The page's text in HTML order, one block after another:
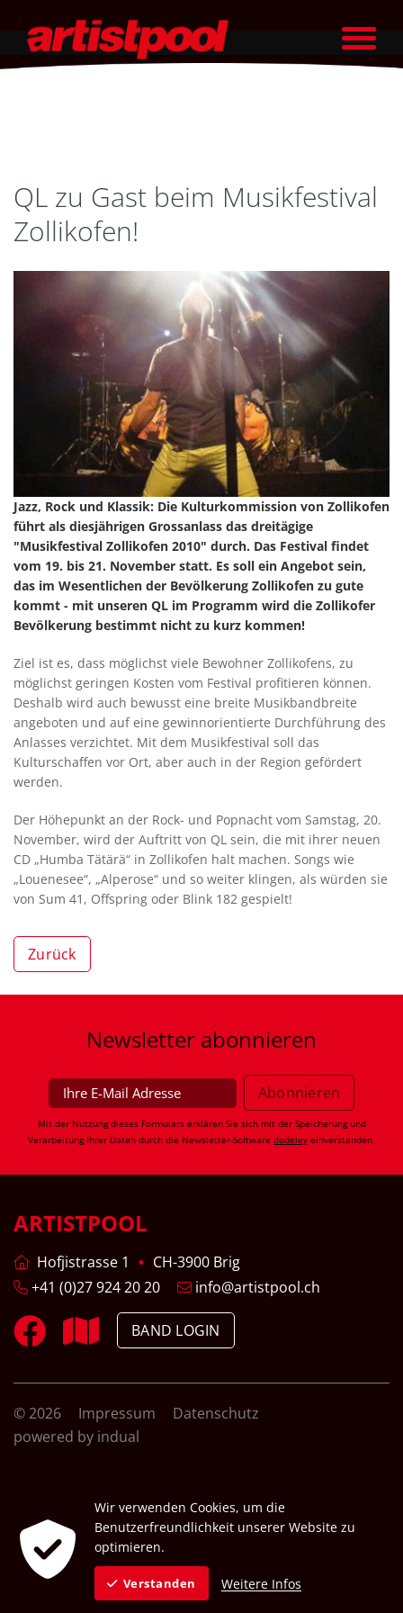
QL zu Gast beim Musikfestival
Zollikofen!
Jazz, Rock und Klassik: Die Kulturkommission von Zollikofen
führt als diesjährigen Grossanlass das dreitägige
"Musikfestival Zollikofen 2010" durch. Das Festival findet
vom 19. bis 21. November statt. Es soll ein Angebot sein,
das im Wesentlichen der Bevölkerung Zollikofen zu gute
kommt - mit unseren QL im Programm wird die Zollikofer
Bevölkerung bestimmt nicht zu kurz kommen!
Ziel ist es, dass möglichst viele Bewohner Zollikofens, zu
möglichst geringen Kosten vom Festival profitieren können.
Deshalb wird auch bewusst eine breite Musikbandbreite
angeboten und auf eine gewinnorientierte Durchführung des
Anlasses verzichtet. Mit dem Musikfestival soll das
Kulturschaffen vor Ort, aber auch in der Region gefördert
werden.
Der Höhepunkt an der Rock- und Popnacht vom Samstag, 20.
November, wird der Auftritt von QL sein, die mit ihrer neuen
CD „Humba Tätärä“ in Zollikofen halt machen. Songs wie
„Louenesee“, „Alperose“ und so weiter klingen, als würden sie
von Sum 41, Offspring oder Blink 182 gespielt!
Zurück
Newsletter abonnieren
Mit der Nutzung dieses Formulars erklären Sie sich mit der Speicherung und
Verarbeitung Ihrer Daten durch die Newsletter-Software dodeley einverstanden.
ARTISTPOOL
Hofjistrasse 1
CH-3900 Brig
+41 (0)27 924 20 20
info@artistpool.ch
BAND LOGIN
© 2026 Impressum
Datenschutz
powered by indual
Wir verwenden Cookies, um die
Benutzerfreundlichkeit unserer Website zu
optimieren.
Verstanden Weitere Infos